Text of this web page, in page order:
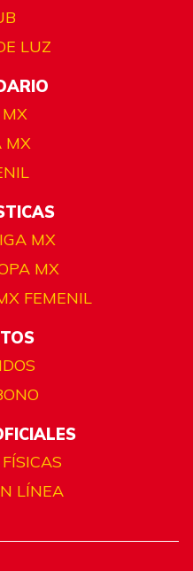
LUZ
MX
MX
MX
FEMENIL
LÍNEA